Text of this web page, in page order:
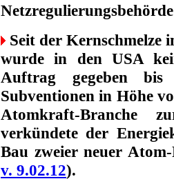
Seit der
wurde in den USA
Auftrag gegeben bis
Subventionen in Höhe
Atomkraft-Branche
verkündete der
Bau zweier neuer
v. 9.02.12).